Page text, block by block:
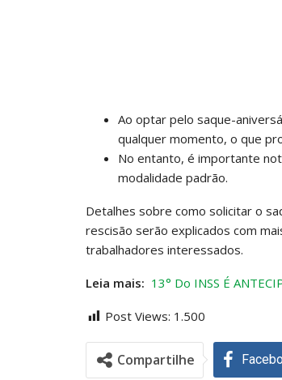
Ao optar pelo saque-
qualquer momento, o que
No entanto, é importante
modalidade padrão.
Detalhes sobre como solicitar o
rescisão serão explicados com
trabalhadores interessados.
Leia mais: 13° Do INSS É
Post Views: 1.500
Compartilhe